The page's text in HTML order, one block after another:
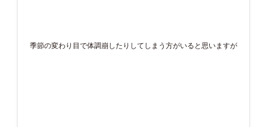
季節の変わり目で体調崩したりしてしまう方がいると思いますが